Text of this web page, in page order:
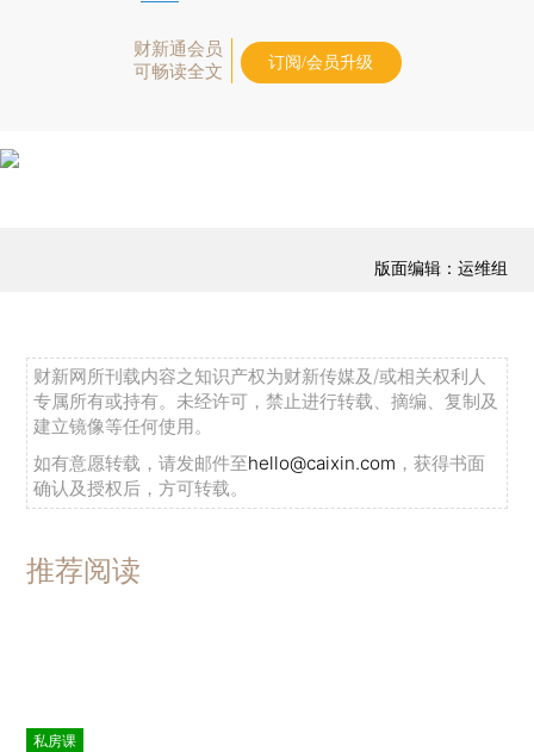
财新通会员
可畅读全文
订阅/会员升级
版面编辑：运维组
财新网所刊载内容之知识产权为财新传媒及/或相关权利人
专属所有或持有。未经许可，禁止进行转载、摘编、复制及
建立镜像等任何使用。
如有意愿转载，请发邮件至hello@caixin.com ，获得书面
确认及授权后，方可转载。
推荐阅读
私房课